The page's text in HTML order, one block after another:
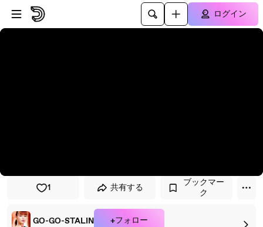
プレイヤーにスキップ
メインコンテンツにスキップ
ログイン
1 共有する
ブックマー
ク
GO-GO-STALIN +フォロー